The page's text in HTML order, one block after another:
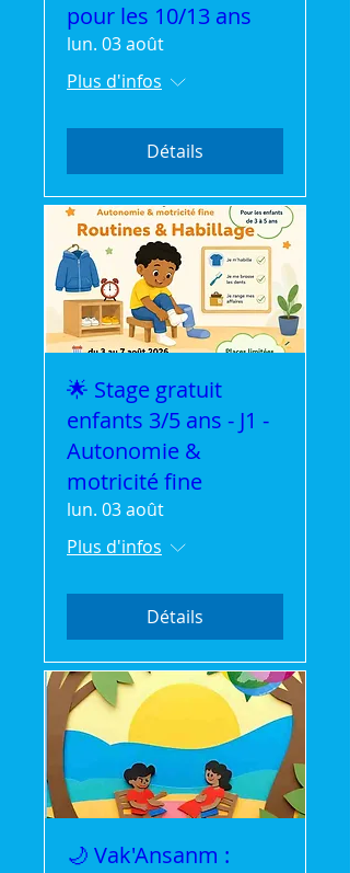
pour les 10/13 ans
lun. 03 août
Plus d'infos
Détails
🌟 Stage gratuit
enfants 3/5 ans - J1 -
Autonomie &
motricité fine
lun. 03 août
Plus d'infos
Détails
🌙 Vak'Ansanm :